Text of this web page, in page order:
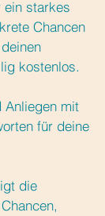
ein starkes
Chancen
kostenlos.
Anliegen mit
für deine
die